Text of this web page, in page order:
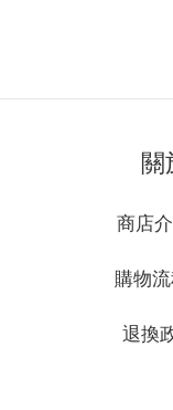
商店
購物
退